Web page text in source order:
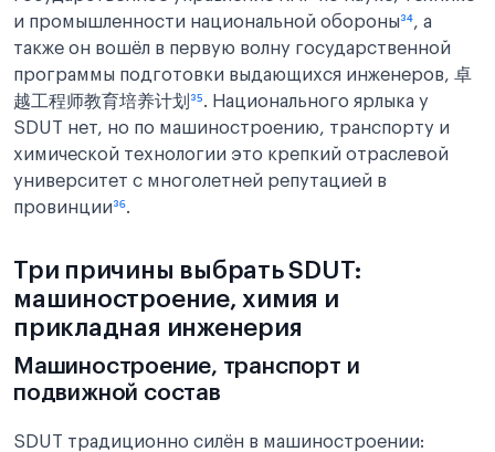
и промышленности национальной обороны³⁴, а
также он вошёл в первую волну государственной
программы подготовки выдающихся инженеров, 卓
越工程师教育培养计划 ³⁵. Национального ярлыка у
SDUT нет, но по машиностроению, транспорту и
химической технологии это крепкий отраслевой
университет с многолетней репутацией в
провинции³⁶.
Три причины выбрать SDUT:
машиностроение, химия и
прикладная инженерия
Машиностроение, транспорт и
подвижной состав
SDUT традиционно силён в машиностроении: